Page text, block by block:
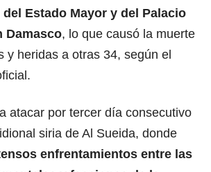
Estado Mayor y del Palacio
Damasco, lo que causó la muerte
y heridas a otras 34, según el
atacar por tercer día consecutivo
siria de Al Sueida, donde
enfrentamientos entre las